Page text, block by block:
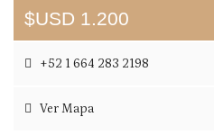
$USD 1.200
+52 1 664 283 2198
Ver Mapa